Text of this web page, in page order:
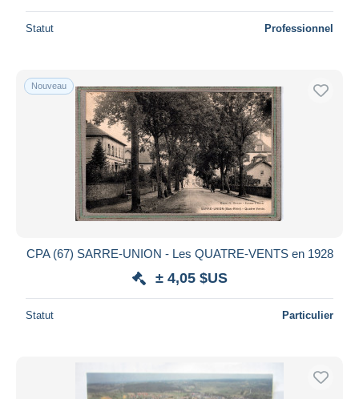
Statut Professionnel
Nouveau
CPA (67) SARRE-UNION - Les QUATRE-VENTS en 1928
± 4,05 $US
Statut Particulier